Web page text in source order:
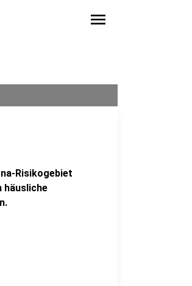
menu
Risikogebiet
häusliche